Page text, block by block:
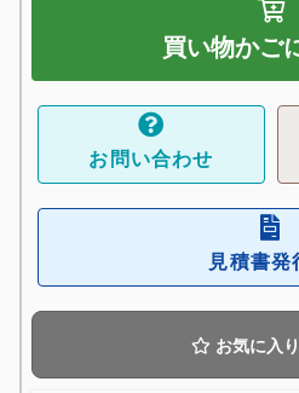
買い物かご
お問い合わせ
見積書発
お気に入